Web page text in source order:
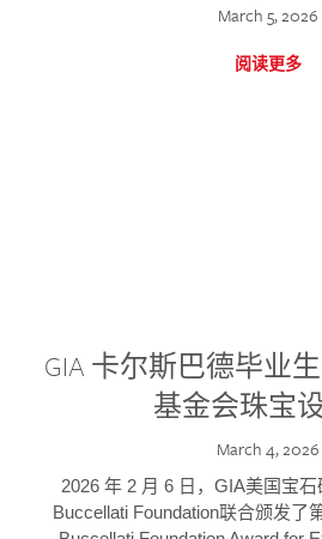
March 5, 2026
阅读更多
GIA 卡尔斯巴德毕业
基金会珠宝
March 4, 2026
2026 年 2 月 6 日，GIA美国宝
Buccellati Foundation联合颁发了